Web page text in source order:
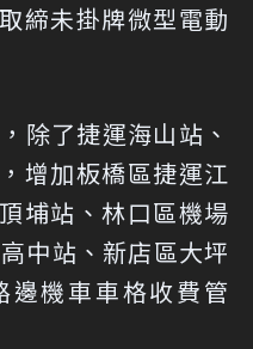
締未掛牌微型電動
除了捷運海山站、
增加板橋區捷運江
埔站、林口區機場
中站、新店區大坪
邊機車車格收費管